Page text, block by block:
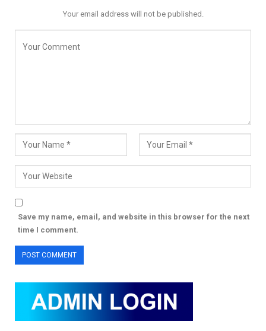
Your email address will not be published.
Save my name, email, and website in this browser for the next
time I comment.